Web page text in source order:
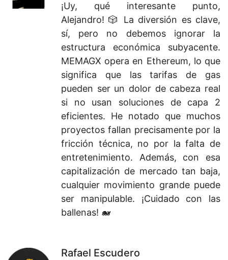
¡Uy, qué interesante punto,
Alejandro! 🎲 La diversión es clave,
sí, pero no debemos ignorar la
estructura económica subyacente.
MEMAGX opera en Ethereum, lo que
significa que las tarifas de gas
pueden ser un dolor de cabeza real
si no usan soluciones de capa 2
eficientes. He notado que muchos
proyectos fallan precisamente por la
fricción técnica, no por la falta de
entretenimiento. Además, con esa
capitalización de mercado tan baja,
cualquier movimiento grande puede
ser manipulable. ¡Cuidado con las
ballenas! 🐋
Rafael Escudero